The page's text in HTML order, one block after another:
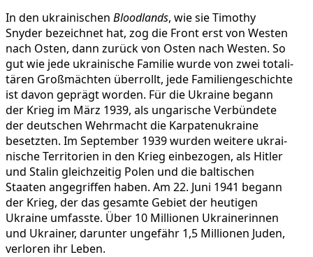
In den ukrai­ni­schen Blood­lands, wie sie Timothy
Snyder bezeich­net hat, zog die Front erst von Westen
nach Osten, dann zurück von Osten nach Westen. So
gut wie jede ukrai­ni­sche Familie wurde von zwei tota­li­
tä­ren Groß­mäch­ten über­rollt, jede Fami­li­en­ge­schichte
ist davon geprägt worden. Für die Ukraine begann
der Krieg im März 1939, als unga­ri­sche Ver­bün­dete
der deut­schen Wehr­macht die Kar­pa­ten­ukraine
besetz­ten. Im Sep­tem­ber 1939 wurden weitere ukrai­
ni­sche Ter­ri­to­rien in den Krieg ein­be­zo­gen, als Hitler
und Stalin gleich­zei­tig Polen und die bal­ti­schen
Staaten ange­grif­fen haben. Am 22. Juni 1941 begann
der Krieg, der das gesamte Gebiet der heu­ti­gen
Ukraine umfasste. Über 10 Mil­lio­nen Ukrai­ne­rin­nen
und Ukrai­ner, dar­un­ter unge­fähr 1,5 Mil­lio­nen Juden,
ver­lo­ren ihr Leben.